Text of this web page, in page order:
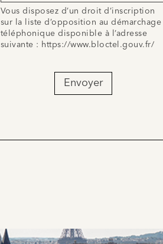
Vous disposez d’un droit d’inscription
sur la liste d’opposition au démarchage
téléphonique disponible à l’adresse
suivante : https://www.bloctel.gouv.fr/
Envoyer